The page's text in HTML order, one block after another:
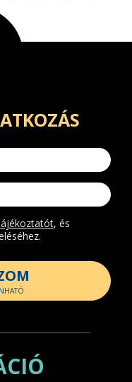
, és